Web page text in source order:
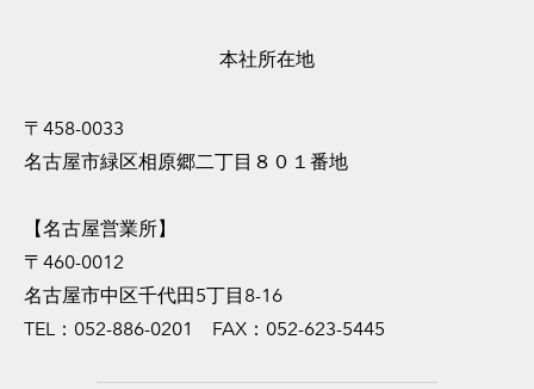
本社所在地
〒458-0033
名古屋市緑区相原郷二丁目８０１番地
【名古屋営業所】
〒460-0012
名古屋市中区千代田5丁目8-16
TEL：052-886-0201 FAX：052-623-5445